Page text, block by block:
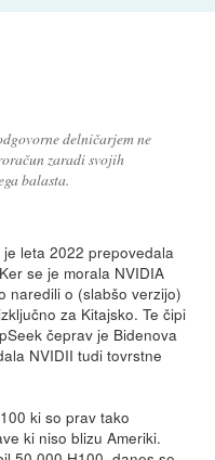
delničarjem ne
zaradi svojih
balasta.
leta 2022 prepovedala
se je morala NVIDIA
naredili o (slabšo verzijo)
za Kitajsko. Te čipi
čeprav je Bidenova
NVIDII tudi tovrstne
ki so prav tako
ki niso blizu Ameriki.